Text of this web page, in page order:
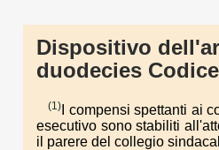
Dispositivo
duodecies
(1)
I compensi spettanti ai
esecutivo sono stabiliti
il parere del collegio